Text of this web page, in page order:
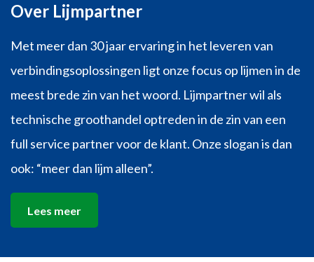
Over Lijmpartner
Met meer dan 30 jaar ervaring in het leveren van
verbindingsoplossingen ligt onze focus op lijmen in de
meest brede zin van het woord. Lijmpartner wil als
technische groothandel optreden in de zin van een
full service partner voor de klant. Onze slogan is dan
ook: “meer dan lijm alleen”.
Lees meer